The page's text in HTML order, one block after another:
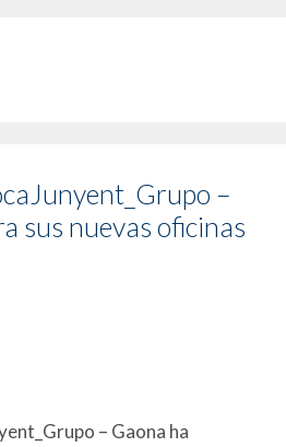
–
sus nuevas oficinas
– Gaona ha